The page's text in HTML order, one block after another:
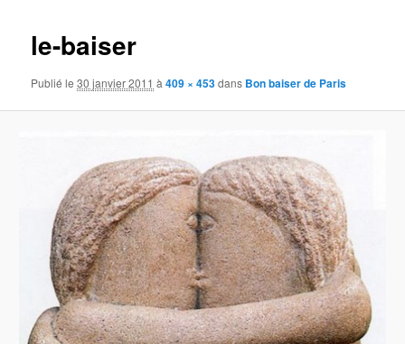
le-baiser
Publié le30 janvier 2011 à409 × 453dans Bon baiser de Paris